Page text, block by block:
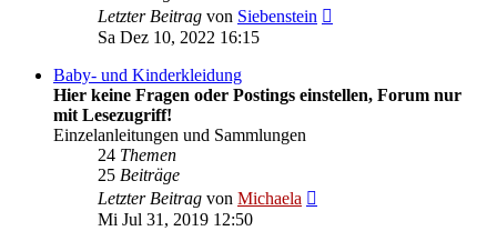
Letzter Beitrag von Siebenstein
Sa Dez 10, 2022 16:15
Baby- und Kinderkleidung
Hier keine Fragen oder Postings einstellen, Forum nur
mit Lesezugriff!
Einzelanleitungen und Sammlungen
24 Themen
25 Beiträge
Letzter Beitrag von Michaela
Mi Jul 31, 2019 12:50